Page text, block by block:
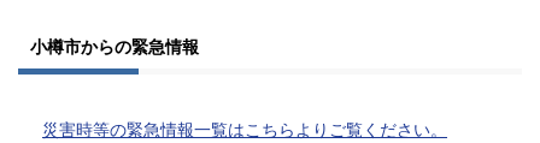
小樽市からの緊急情報
災害時等の緊急情報一覧はこちらよりご覧ください。